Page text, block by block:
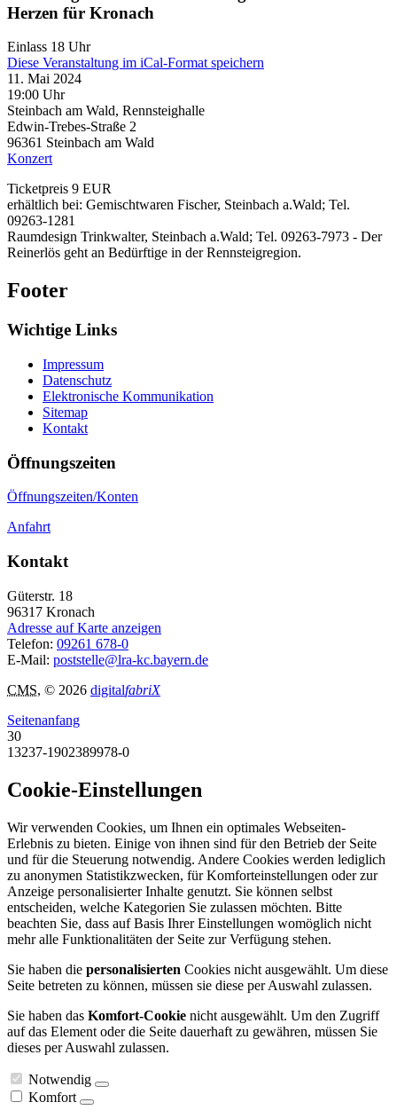
Herzen für Kronach
Einlass 18 Uhr
Diese Veranstaltung im iCal-Format speichern
11. Mai 2024
19:00 Uhr
Steinbach am Wald, Rennsteighalle
Edwin-Trebes-Straße 2
96361 Steinbach am Wald
Konzert
Ticketpreis 9 EUR
erhältlich bei: Gemischtwaren Fischer, Steinbach a.Wald; Tel.
09263-1281
Raumdesign Trinkwalter, Steinbach a.Wald; Tel. 09263-7973 - Der
Reinerlös geht an Bedürftige in der Rennsteigregion.
Footer
Wichtige Links
Impressum
Datenschutz
Elektronische Kommunikation
Sitemap
Kontakt
Öffnungszeiten
Öffnungszeiten/Konten
Anfahrt
Kontakt
Güterstr. 18
96317 Kronach
Adresse auf Karte anzeigen
Telefon: 09261 678-0
E-Mail: poststelle@lra-kc.bayern.de
CMS, © 2026 digitalfabriX
Seitenanfang
30
13237-1902389978-0
Cookie-Einstellungen
Wir verwenden Cookies, um Ihnen ein optimales Webseiten-
Erlebnis zu bieten. Einige von ihnen sind für den Betrieb der Seite
und für die Steuerung notwendig. Andere Cookies werden lediglich
zu anonymen Statistikzwecken, für Komforteinstellungen oder zur
Anzeige personalisierter Inhalte genutzt. Sie können selbst
entscheiden, welche Kategorien Sie zulassen möchten. Bitte
beachten Sie, dass auf Basis Ihrer Einstellungen womöglich nicht
mehr alle Funktionalitäten der Seite zur Verfügung stehen.
Sie haben die personalisierten Cookies nicht ausgewählt. Um diese
Seite betreten zu können, müssen sie diese per Auswahl zulassen.
Sie haben das Komfort-Cookie nicht ausgewählt. Um den Zugriff
auf das Element oder die Seite dauerhaft zu gewähren, müssen Sie
dieses per Auswahl zulassen.
Notwendig
Komfort